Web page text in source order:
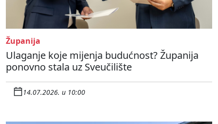
Županija
Ulaganje koje mijenja budućnost? Županija
ponovno stala uz Sveučilište
14.07.2026. u 10:00